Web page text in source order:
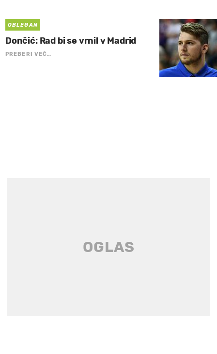
OBLEGAN
Dončić: Rad bi se vrnil v Madrid
PREBERI VEČ…